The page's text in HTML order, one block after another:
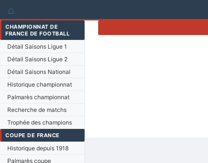
⌂
CHAMPIONNAT DE
FRANCE DE FOOTBALL
Détail Saisons Ligue 1
Détail Saisons Ligue 2
Détail Saisons National
Historique championnat
Palmarès championnat
Recherche de matchs
Trophée des champions
COUPE DE FRANCE
Historique depuis 1918
Palmarès coupe